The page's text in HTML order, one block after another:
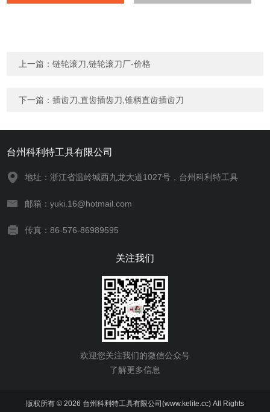
上一篇：链轮滚刀,链轮滚刀厂-价格
下一篇：插齿刀,直齿插齿刀,锥柄直齿插齿刀
台州科利特工具有限公司
地址：浙江省温岭城西九龙大道1027号，台州科利特工具
邮箱：yuki.16@hotmail.com
传真：86-576-86989595
关注我们
欢迎您关注我们的微信公众号
了解更多信息
版权所有 © 2026 台州科利特工具有限公司(www.kelite.cc) All Rights